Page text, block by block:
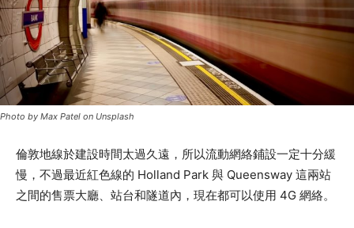
Photo by Max Patel on Unsplash
倫敦地線於建設時間太過久遠，所以流動網絡鋪設一定十分緩
慢，不過最近紅色線的 Holland Park 與 Queensway 這兩站
之間的售票大廳、站台和隧道內，現在都可以使用 4G 網絡。